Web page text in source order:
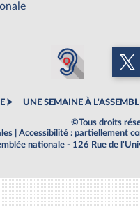
UNE SEMAINE À
©Tous droits
Accessibilité : partiellement
nationale - 126 Rue de